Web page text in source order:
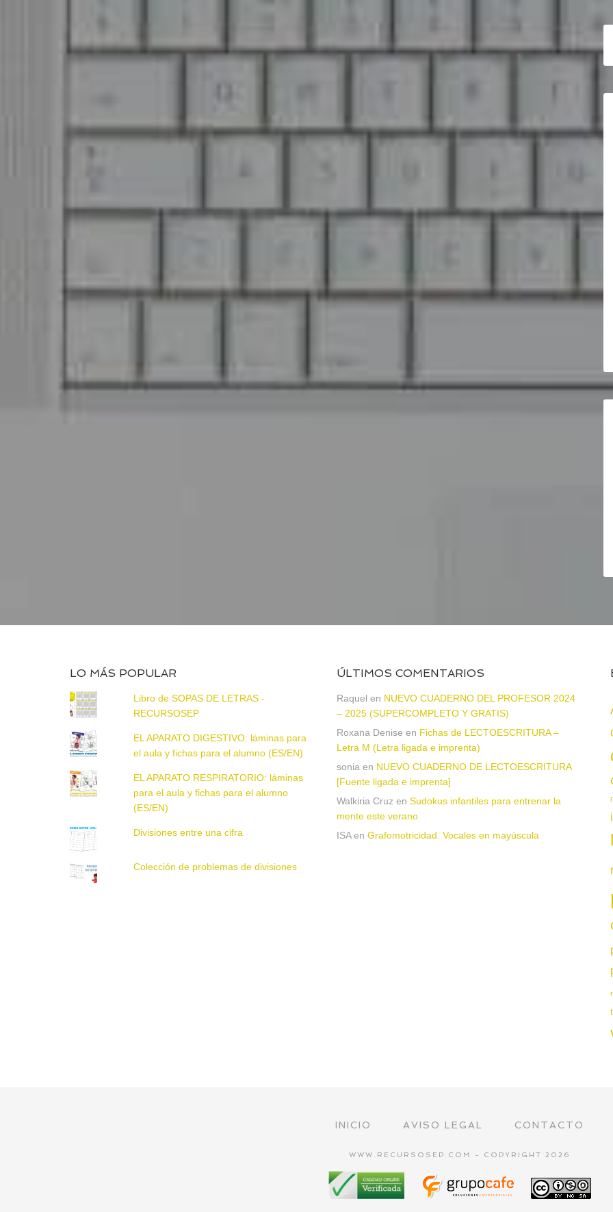
LO MÁS POPULAR
Libro de SOPAS DE LETRAS -
RECURSOSEP
EL APARATO DIGESTIVO: láminas para
el aula y fichas para el alumno (ES/EN)
EL APARATO RESPIRATORIO: láminas
para el aula y fichas para el alumno
(ES/EN)
Divisiones entre una cifra
Colección de problemas de divisiones
ÚLTIMOS COMENTARIOS
Raquel en NUEVO CUADERNO DEL PROFESOR 2024
– 2025 (SUPERCOMPLETO Y GRATIS)
Roxana Denise en Fichas de LECTOESCRITURA –
Letra M (Letra ligada e imprenta)
sonia en NUEVO CUADERNO DE LECTOESCRITURA
[Fuente ligada e imprenta]
Walkiria Cruz en Sudokus infantiles para entrenar la
mente este verano
ISAen Grafomotricidad. Vocales en mayúscula
INICIO AVISO LEGAL CONTACTO
WWW.RECURSOSEP.COM - COPYRIGHT 2026